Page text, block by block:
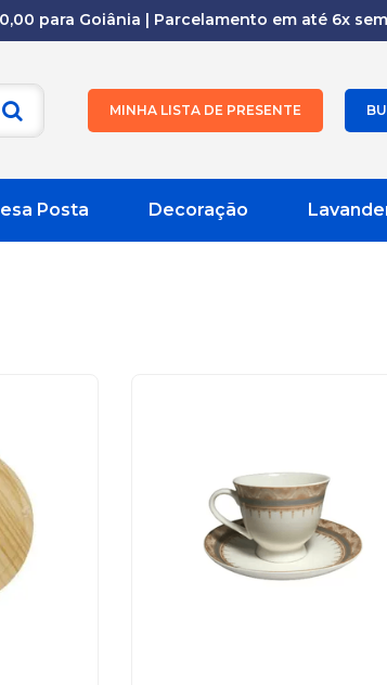
para Goiânia | Parcelamento em até 6x
MINHA LISTA DE PRESENTE
Posta Decoração